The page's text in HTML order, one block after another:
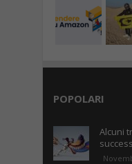
POPOLARI
Alcuni